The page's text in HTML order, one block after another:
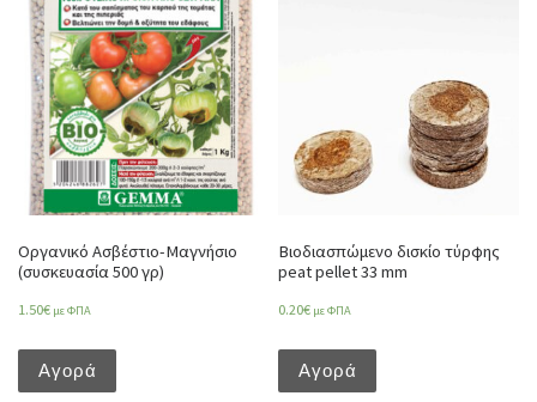
Οργανικό Ασβέστιο-Μαγνήσιο
(συσκευασία 500 γρ)
1.50€ με ΦΠΑ
Αγορά
Βιοδιασπώμενο δισκίο τύρφης
peat pellet 33 mm
0.20€ με ΦΠΑ
Αγορά